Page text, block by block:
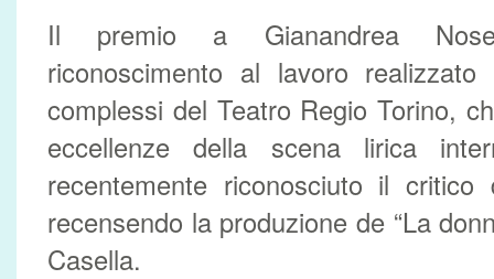
Il premio a Gianandrea
riconoscimento al lavoro
complessi del Teatro Regio Torino,
eccellenze della scena lirica
recentemente riconosciuto il
recensendo la produzione de “La
Casella.